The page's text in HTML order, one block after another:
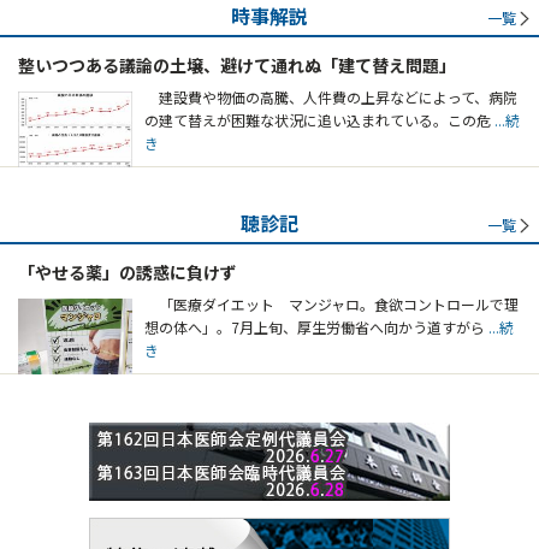
時事解説 一覧
整いつつある議論の土壌、避けて通れぬ「建て替え問題」
建設費や物価の高騰、人件費の上昇などによって、病院
の建て替えが困難な状況に追い込まれている。この危 ...続
き
聴診記 一覧
「やせる薬」の誘惑に負けず
「医療ダイエット マンジャロ。食欲コントロールで理
想の体へ」。7月上旬、厚生労働省へ向かう道すがら ...続
き